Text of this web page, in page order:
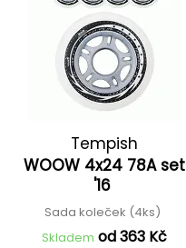
Tempish
WOOW 4x24 78A set
'16
Sada koleček (4ks)
Skladem od 363 Kč